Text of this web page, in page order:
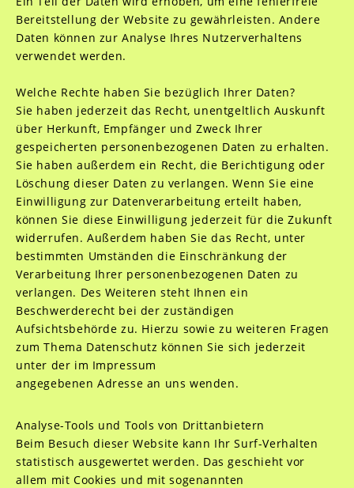
Bereitstellung der Website zu gewährleisten. Andere
Daten können zur Analyse Ihres Nutzerverhaltens
verwendet werden.
Welche Rechte haben Sie bezüglich Ihrer Daten?
Sie haben jederzeit das Recht, unentgeltlich Auskunft
über Herkunft, Empfänger und Zweck Ihrer
gespeicherten personenbezogenen Daten zu erhalten.
Sie haben außerdem ein Recht, die Berichtigung oder
Löschung dieser Daten zu verlangen. Wenn Sie eine
Einwilligung zur Datenverarbeitung erteilt haben,
können Sie diese Einwilligung jederzeit für die Zukunft
widerrufen. Außerdem haben Sie das Recht, unter
bestimmten Umständen die Einschränkung der
Verarbeitung Ihrer personenbezogenen Daten zu
verlangen. Des Weiteren steht Ihnen ein
Beschwerderecht bei der zuständigen
Aufsichtsbehörde zu. Hierzu sowie zu weiteren Fragen
zum Thema Datenschutz können Sie sich jederzeit
unter der im Impressum
angegebenen Adresse an uns wenden.
Analyse-Tools und Tools von Drittanbietern
Beim Besuch dieser Website kann Ihr Surf-Verhalten
statistisch ausgewertet werden. Das geschieht vor
allem mit Cookies und mit sogenannten